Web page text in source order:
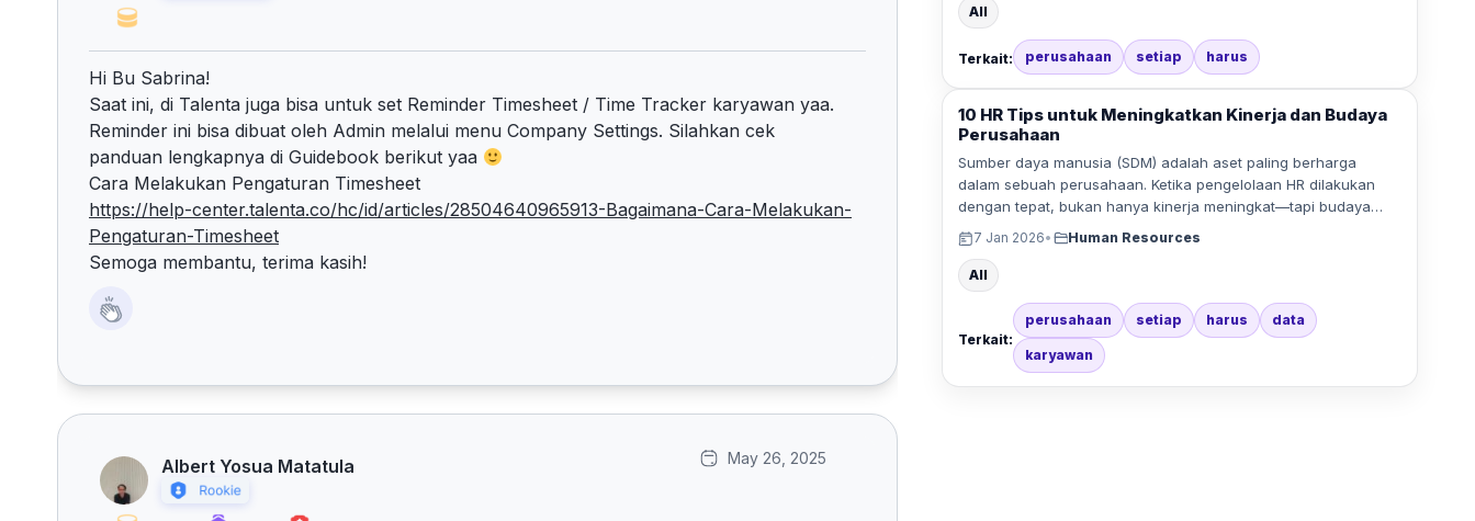
Hi Bu Sabrina!
Saat ini, di Talenta juga bisa untuk set Reminder Timesheet / Time Tracker karyawan yaa.
Reminder ini bisa dibuat oleh Admin melalui menu Company Settings. Silahkan cek
panduan lengkapnya di Guidebook berikut yaa
Cara Melakukan Pengaturan Timesheet
https://help-center.talenta.co/hc/id/articles/28504640965913-Bagaimana-Cara-Melakukan-
Pengaturan-Timesheet
Semoga membantu, terima kasih!
Albert Yosua Matatula May 26, 2025
All
Terkait: perusahaan setiap harus
10 HR Tips untuk Meningkatkan Kinerja dan Budaya
Perusahaan
Sumber daya manusia (SDM) adalah aset paling berharga
dalam sebuah perusahaan. Ketika pengelolaan HR dilakukan
dengan tepat, bukan hanya kinerja meningkat—tapi budaya…
7 Jan 2026• Human Resources
All
Terkait:
perusahaan setiap harus data
karyawan